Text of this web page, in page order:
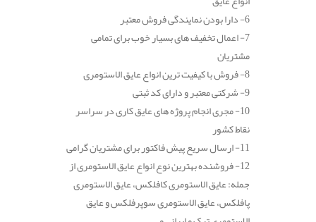
6- دارا بودن نمایندگی فروش معتبر
7- اعمال تخفیف های بسیار خوب برای تمامی
مشتریان
8- فروش با کیفیت ترین انواع عایق الاستومری
9- شرکتی معتبر و دارای کد ثبتی
10- مجری انجام پروژه های عایق کاری در سراسر
نقاط کشور
11- ارسال سریع پیش فاکتور برای مشتریان گرامی
12- فروشنده بهترین نوع انواع عایق الاستومری از
جمله: عایق الاستومری کافلکس، عایق الاستومری
پافلکس، عایق الاستومری سوپرفلکس و عایق